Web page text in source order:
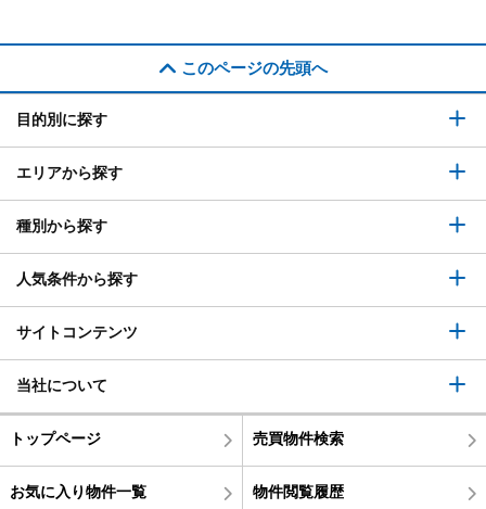
このページの先頭へ
目的別に探す
エリアから探す
種別から探す
人気条件から探す
サイトコンテンツ
当社について
トップページ 売買物件検索
お気に入り物件一覧 物件閲覧履歴